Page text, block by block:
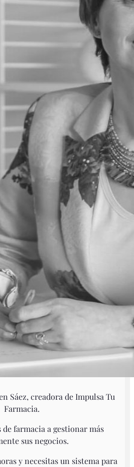
Sáez, creadora de Impulsa Tu
Farmacia.
farmacia a gestionar más
sus negocios.
y necesitas un sistema para